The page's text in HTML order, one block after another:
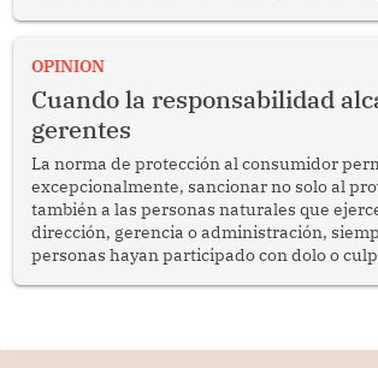
enfrenta desafíos en materia de desarrollo,
OPINION
Cuando la responsabilidad
gerentes
La norma de protección al consumidor
excepcionalmente, sancionar no solo al
también a las personas naturales que
dirección, gerencia o administración,
personas hayan participado con dolo o
por la frustrada realización de un meet